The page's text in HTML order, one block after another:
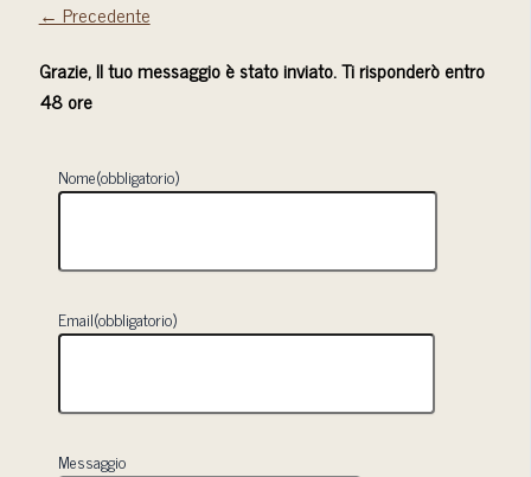
← Precedente
Grazie, Il tuo messaggio è stato inviato. Ti risponderò entro
48 ore
Nome(obbligatorio)
Email(obbligatorio)
Messaggio